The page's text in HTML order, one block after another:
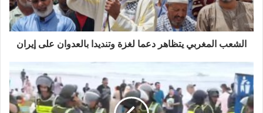
الشعب المغربي يتظاهر دعما لغزة وتنديدا بالعدوان على إيران